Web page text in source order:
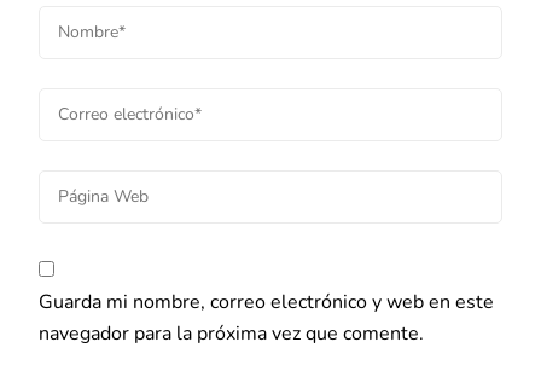
Guarda mi nombre, correo electrónico y web en este
navegador para la próxima vez que comente.